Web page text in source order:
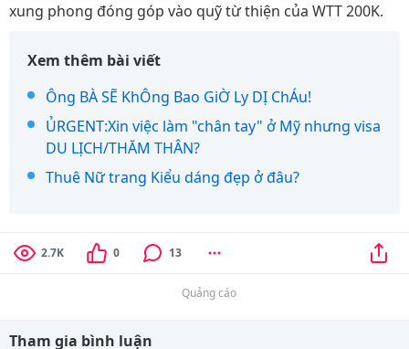
xung phong đóng góp vào quỹ từ thiện của WTT 200K.
Xem thêm bài viết
Ông BÀ SẼ KhÔng Bao GiỜ Ly DỊ ChÁu!
ỦRGENT:Xin việc làm "chân tay" ở Mỹ nhưng visa
DU LỊCH/THĂM THÂN?
Thuê Nữ trang Kiểu dáng đẹp ở đâu?
2.7K 0 13
Quảng cáo
Tham gia bình luận